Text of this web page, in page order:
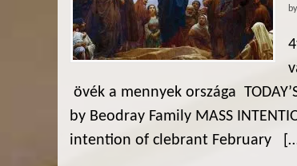
by
övék a mennyek országa
by Beodray Family MASS
intention of clebrant February